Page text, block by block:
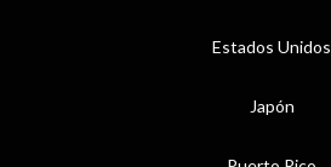
Estados Unidos
Japón